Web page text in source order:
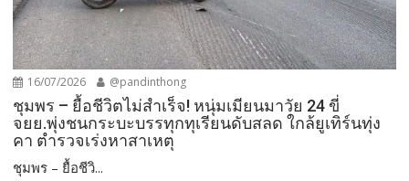
16/07/2026 @pandinthong
ชุมพร – ยื้อชีวิตไม่สำเร็จ! หนุ่มเมียนมาวัย 24 ขี่
จยย.พุ่งชนกระบะบรรทุกทุเรียนดับสลด ใกล้ยูเทิร์นทุ่ง
คา ตำรวจเร่งหาสาเหตุ
ชุมพร – ยื้อชีวิ...